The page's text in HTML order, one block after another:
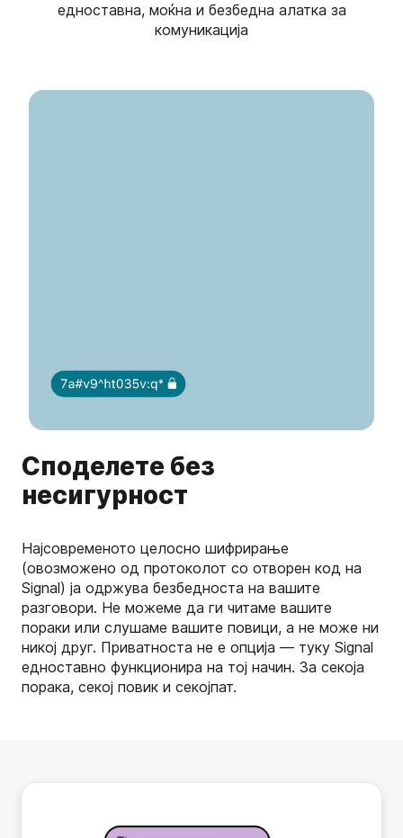
едноставна, моќна и безбедна алатка за
комуникација
Споделете без
несигурност
Најсовременото целосно шифрирање
(овозможено од протоколот со отворен код на
Signal) ја одржува безбедноста на вашите
разговори. Не можеме да ги читаме вашите
пораки или слушаме вашите повици, а не може ни
никој друг. Приватноста не е опција — туку Signal
едноставно функционира на тој начин. За секоја
порака, секој повик и секојпат.